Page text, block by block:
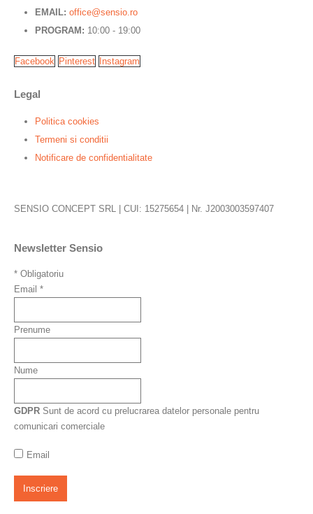
EMAIL: office@sensio.ro
PROGRAM: 10:00 - 19:00
Facebook Pinterest Instagram
Legal
Politica cookies
Termeni si conditii
Notificare de confidentialitate
SENSIO CONCEPT SRL | CUI: 15275654 | Nr. J2003003597407
Newsletter Sensio
* Obligatoriu
Email *
Prenume
Nume
GDPR Sunt de acord cu prelucrarea datelor personale pentru
comunicari comerciale
Email